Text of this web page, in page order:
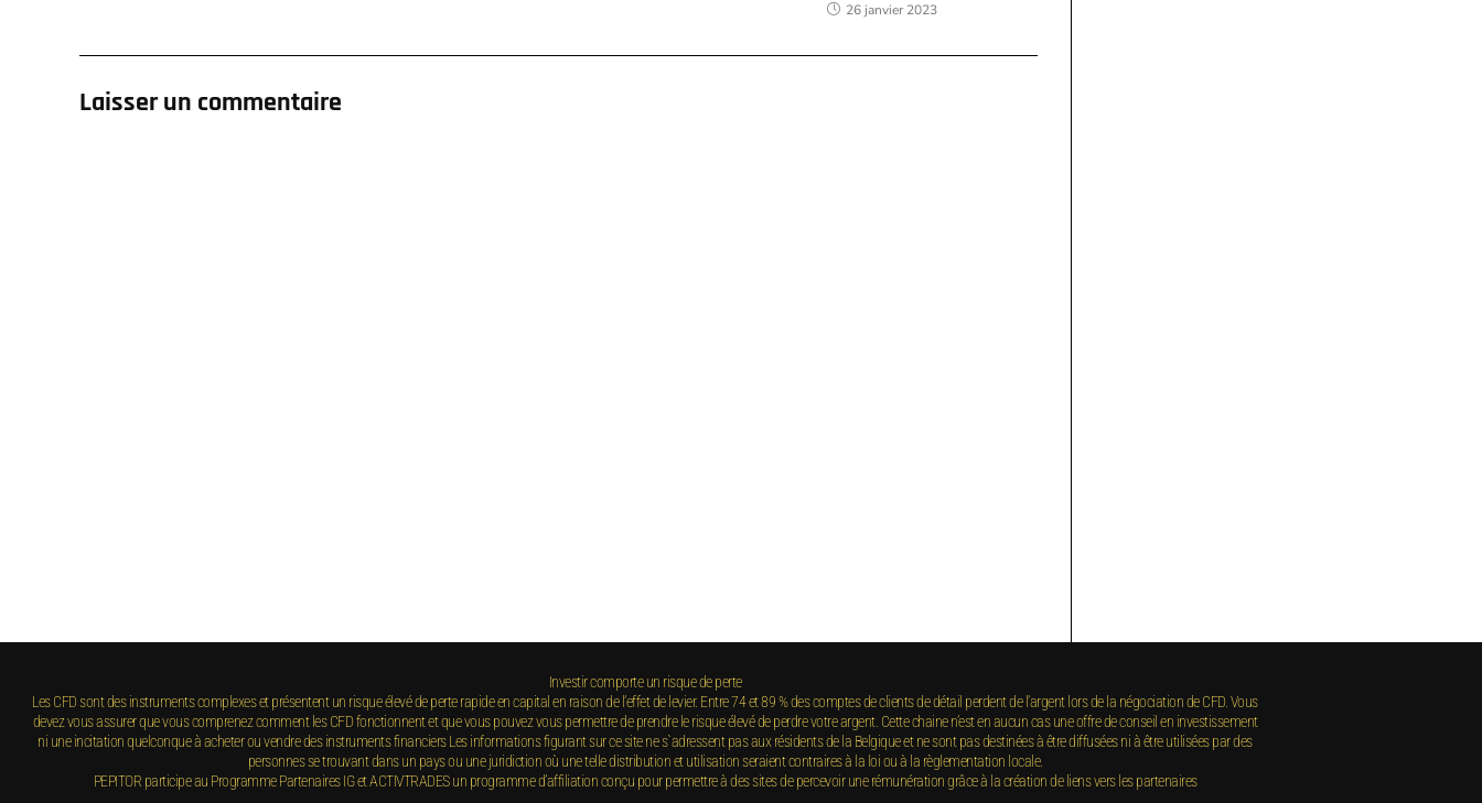
26 janvier 2023
Laisser un commentaire
Investir comporte un risque de perte
Les CFD sont des instruments complexes et présentent un risque élevé de perte rapide en capital en raison de l’effet de levier. Entre 74 et 89 % des comptes de clients de détail perdent de l’argent lors de la négociation de CFD. Vous
devez vous assurer que vous comprenez comment les CFD fonctionnent et que vous pouvez vous permettre de prendre le risque élevé de perdre votre argent. Cette chaine n’est en aucun cas une offre de conseil en investissement
ni une incitation quelconque à acheter ou vendre des instruments financiers Les informations figurant sur ce site ne s`adressent pas aux résidents de la Belgique et ne sont pas destinées à être diffusées ni à être utilisées par des
personnes se trouvant dans un pays ou une juridiction où une telle distribution et utilisation seraient contraires à la loi ou à la règlementation locale.
PEPITOR participe au Programme Partenaires IG et ACTIVTRADES un programme d’affiliation conçu pour permettre à des sites de percevoir une rémunération grâce à la création de liens vers les partenaires